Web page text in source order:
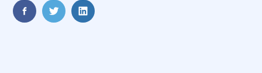
FaceBook
TwitterLinkedIn